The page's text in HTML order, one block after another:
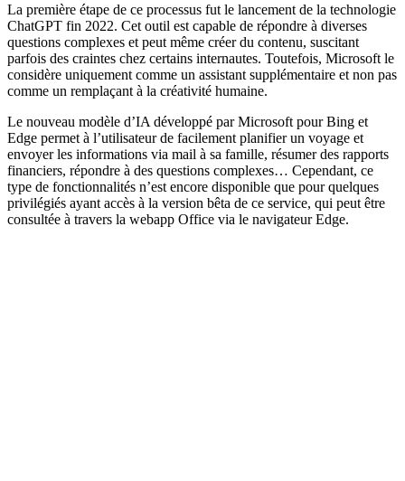
La première étape de ce processus fut le lancement de la technologie
ChatGPT fin 2022. Cet outil est capable de répondre à diverses
questions complexes et peut même créer du contenu, suscitant
parfois des craintes chez certains internautes. Toutefois, Microsoft le
considère uniquement comme un assistant supplémentaire et non pas
comme un remplaçant à la créativité humaine.
Le nouveau modèle d’IA développé par Microsoft pour Bing et
Edge permet à l’utilisateur de facilement planifier un voyage et
envoyer les informations via mail à sa famille, résumer des rapports
financiers, répondre à des questions complexes… Cependant, ce
type de fonctionnalités n’est encore disponible que pour quelques
privilégiés ayant accès à la version bêta de ce service, qui peut être
consultée à travers la webapp Office via le navigateur Edge.